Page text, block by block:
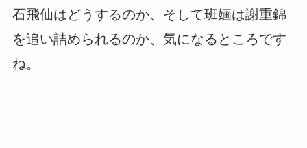
石飛仙はどうするのか、そして班婳は謝重錦
を追い詰められるのか、気になるところです
ね。